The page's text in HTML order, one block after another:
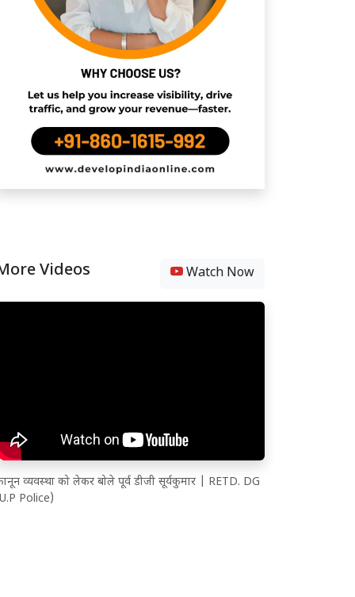
Videos Watch Now
व्यवस्था को लेकर बोले पूर्व डीजी सूर्यकुमार | RETD. DG
Police)